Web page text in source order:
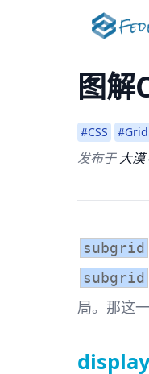
图解
#CSS #Grid
发布于大漠
subgrid
subgrid
局。那这